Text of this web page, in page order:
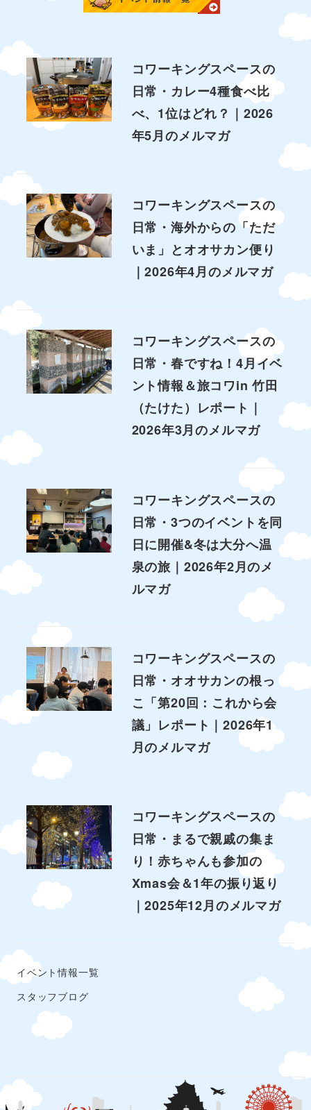
コワーキングスペースの
日常・カレー4種食べ比
べ、1位はどれ？｜2026
年5月のメルマガ
コワーキングスペースの
日常・海外からの「ただ
いま」とオオサカン便り
｜2026年4月のメルマガ
コワーキングスペースの
日常・春ですね！4月イベ
ント情報＆旅コワin 竹田
（たけた）レポート｜
2026年3月のメルマガ
コワーキングスペースの
日常・3つのイベントを同
日に開催&冬は大分へ温
泉の旅｜2026年2月のメ
ルマガ
コワーキングスペースの
日常・オオサカンの根っ
こ「第20回：これから会
議」レポート｜2026年1
月のメルマガ
コワーキングスペースの
日常・まるで親戚の集ま
り！赤ちゃんも参加の
Xmas会＆1年の振り返り
｜2025年12月のメルマガ
イベント情報一覧
スタッフブログ